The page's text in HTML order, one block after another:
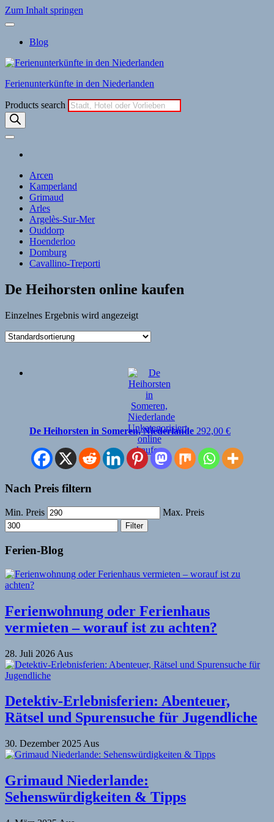
Zum Inhalt springen
Blog
Ferienunterkünfte in den Niederlanden
Products search
Arcen
Kamperland
Grimaud
Arles
Argelès-Sur-Mer
Ouddorp
Hoenderloo
Domburg
Cavallino-Treporti
De Heihorsten online kaufen
Einzelnes Ergebnis wird angezeigt
De Heihorsten in Someren, Niederlande 292,00 €
Nach Preis filtern
Min. Preis Max. Preis
Filter
Ferien-Blog
Ferienwohnung oder Ferienhaus
vermieten – worauf ist zu achten?
28. Juli 2026 Aus
Detektiv-Erlebnisferien: Abenteuer,
Rätsel und Spurensuche für Jugendliche
30. Dezember 2025 Aus
Grimaud Niederlande:
Sehenswürdigkeiten & Tipps